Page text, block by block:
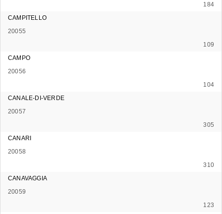
184
CAMPITELLO
20055
109
CAMPO
20056
104
CANALE-DI-VERDE
20057
305
CANARI
20058
310
CANAVAGGIA
20059
123